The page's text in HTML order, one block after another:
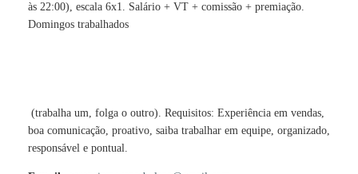
às 22:00), escala 6x1. Salário + VT + comissão + premiação.
Domingos trabalhados
(trabalha um, folga o outro). Requisitos: Experiência em vendas,
boa comunicação, proativo, saiba trabalhar em equipe, organizado,
responsável e pontual.